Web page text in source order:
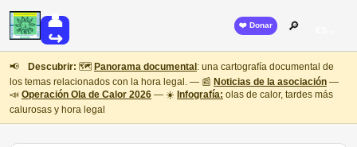
👤
↪
❤️ Donar 🔎
📢 Descubrir: 🗺️ Panorama documental : una cartografía documental de
los temas relacionados con la hora legal. — 📰 Noticias de la asociación —
📣 Operación Ola de Calor 2026 — ☀️ Infografía: olas de calor, tardes más
calurosas y hora legal